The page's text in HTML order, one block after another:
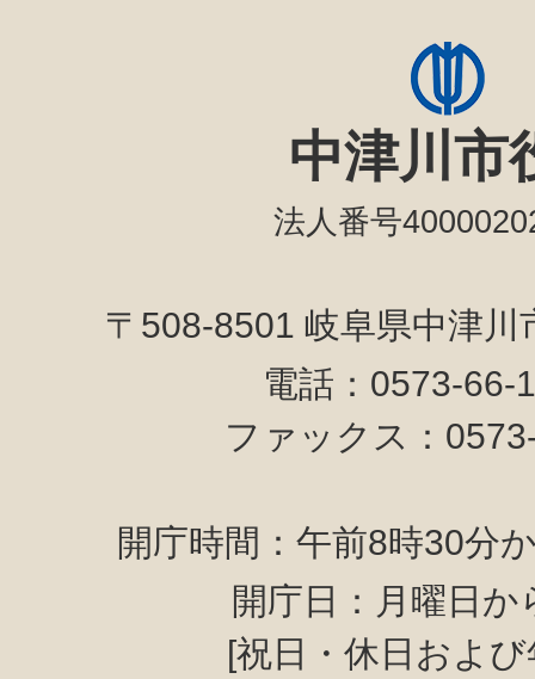
中津川市
法人番号
〒508-8501 岐阜県中津
電話：0573-
ファックス：
開庁時間：午前8時30分
開庁日：月曜日か
[祝日・休日およ